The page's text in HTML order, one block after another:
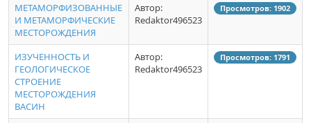
МЕТАМОРФИЗОВАННЫЕ
И МЕТАМОРФИЧЕСКИЕ
МЕСТОРОЖДЕНИЯ
Автор:
Redaktor496523
Просмотров: 1902
ИЗУЧЕННОСТЬ И
ГЕОЛОГИЧЕСКОЕ
СТРОЕНИЕ
МЕСТОРОЖДЕНИЯ
ВАСИН
Автор:
Redaktor496523
Просмотров: 1791